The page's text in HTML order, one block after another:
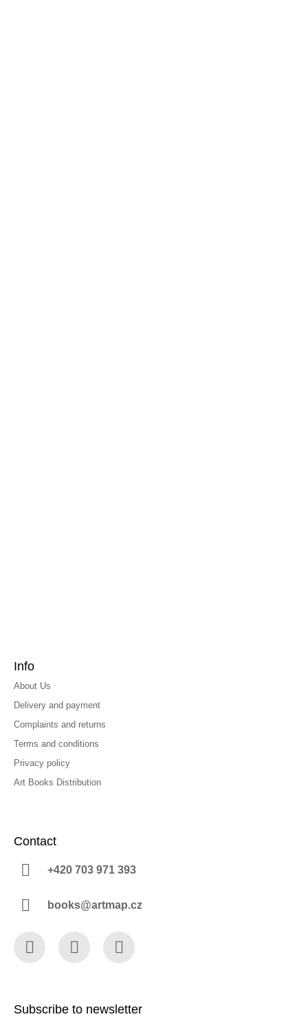
Info
About Us
Delivery and payment
Complaints and returns
Terms and conditions
Privacy policy
Art Books Distribution
Contact
+420 703 971 393
books@artmap.cz
Subscribe to newsletter